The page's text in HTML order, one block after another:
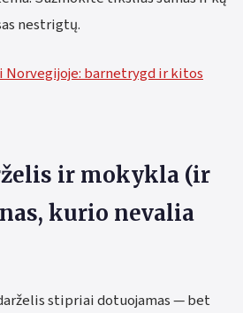
nestrigtų.
Norvegijoje: barnetrygd ir kitos
ir mokykla (ir
kurio nevalia
stipriai dotuojamas — bet